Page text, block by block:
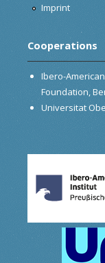
Imprint
Cooperations
Ibero-
Foundation,
Universitat